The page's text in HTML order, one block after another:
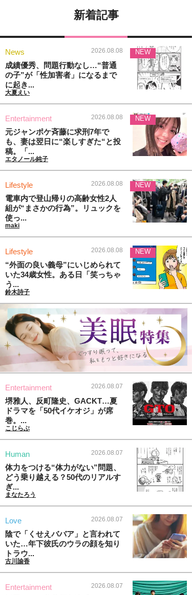
新着記事
News 2026.08.08
成績優秀、問題行動なし…“普通
の子”が「性加害者」になるまで
に起き...
大夏えい
NEW
Entertainment 2026.08.08
元ジャンポケ斉藤に求刑7年で
も、妻は翌日に“楽しすぎた“と投
稿。「...
エタノール純子
NEW
Lifestyle 2026.08.08
電車内で登山帰りの高齢女性2人
組が“まさかの行為”。リュックを
使っ...
maki
NEW
Lifestyle 2026.08.08
“外面の良い義母”にいじめられて
いた34歳女性。ある日「笑っちゃ
う...
鈴木詩子
NEW
Entertainment 2026.08.07
堺雅人、反町隆史、GACKT…夏
ドラマを「50代イケオジ」が席
巻。...
こじらぶ
Human 2026.08.07
体力をつける“体力がない”問題、
どう乗り越える？50代のリアルす
ぎ...
まなたろう
Love 2026.08.07
陰で「くせえババア」と言われて
いた…年下彼氏のウラの顔を知り
トラウ...
古川諭香
Entertainment 2026.08.07